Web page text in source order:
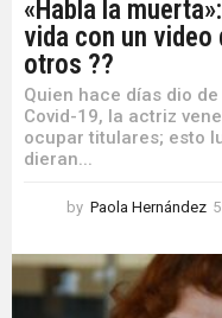
«Habla la
vida con un video
otros ??
Quien hace días dio
Covid-19, la actriz
ocupar titulares; esto
dieran...
by Paola Hernández